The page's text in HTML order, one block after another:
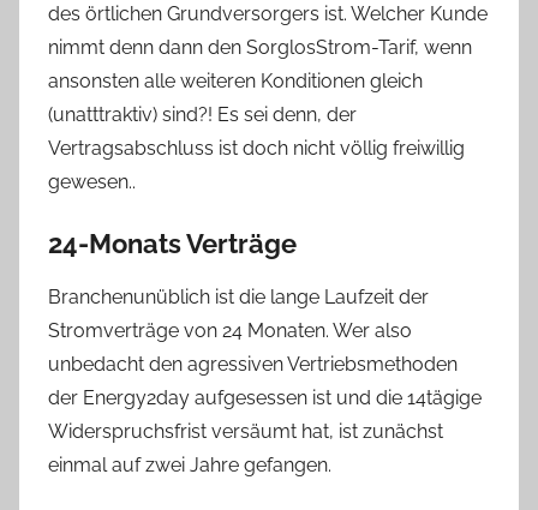
des örtlichen Grundversorgers ist. Welcher Kunde
nimmt denn dann den SorglosStrom-Tarif, wenn
ansonsten alle weiteren Konditionen gleich
(unatttraktiv) sind?! Es sei denn, der
Vertragsabschluss ist doch nicht völlig freiwillig
gewesen..
24-Monats Verträge
Branchenunüblich ist die lange Laufzeit der
Stromverträge von 24 Monaten. Wer also
unbedacht den agressiven Vertriebsmethoden
der Energy2day aufgesessen ist und die 14tägige
Widerspruchsfrist versäumt hat, ist zunächst
einmal auf zwei Jahre gefangen.